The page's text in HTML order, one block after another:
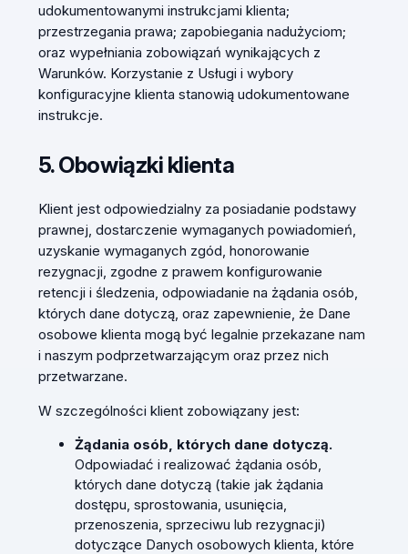
udokumentowanymi instrukcjami klienta;
przestrzegania prawa; zapobiegania nadużyciom;
oraz wypełniania zobowiązań wynikających z
Warunków. Korzystanie z Usługi i wybory
konfiguracyjne klienta stanowią udokumentowane
instrukcje.
5. Obowiązki klienta
Klient jest odpowiedzialny za posiadanie podstawy
prawnej, dostarczenie wymaganych powiadomień,
uzyskanie wymaganych zgód, honorowanie
rezygnacji, zgodne z prawem konfigurowanie
retencji i śledzenia, odpowiadanie na żądania osób,
których dane dotyczą, oraz zapewnienie, że Dane
osobowe klienta mogą być legalnie przekazane nam
i naszym podprzetwarzającym oraz przez nich
przetwarzane.
W szczególności klient zobowiązany jest:
Żądania osób, których dane dotyczą.
Odpowiadać i realizować żądania osób,
których dane dotyczą (takie jak żądania
dostępu, sprostowania, usunięcia,
przenoszenia, sprzeciwu lub rezygnacji)
dotyczące Danych osobowych klienta, które